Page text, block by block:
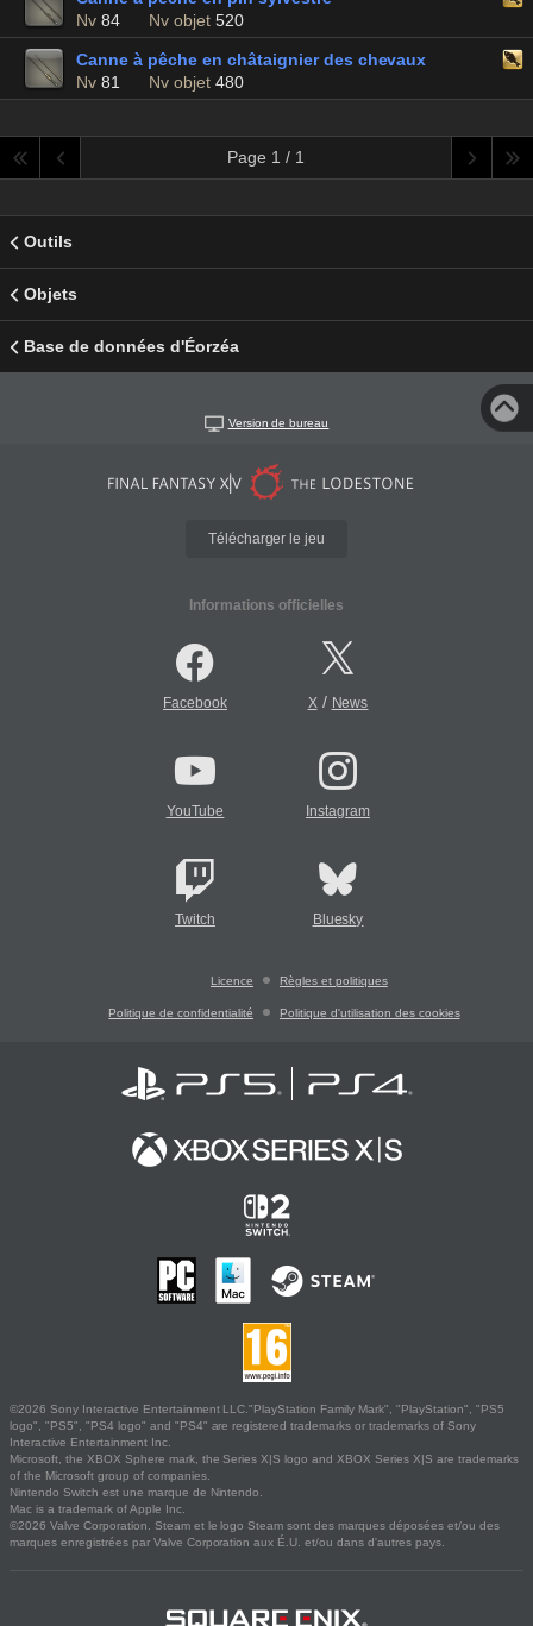
Nv 84 Nv objet 520
Canne à pêche en châtaignier des chevaux
Nv 81 Nv objet 480
Page 1 / 1
Outils
Objets
Base de données d'Éorzéa
Version de bureau
Télécharger le jeu
Informations officielles
Facebook X/ News
YouTube Instagram
Twitch Bluesky
Licence Règles et politiques
Politique de confidentialité Politique d'utilisation des cookies
©2026 Sony Interactive Entertainment LLC."PlayStation Family Mark", "PlayStation", "PS5
logo", "PS5", "PS4 logo" and "PS4" are registered trademarks or trademarks of Sony
Interactive Entertainment Inc.
Microsoft, the XBOX Sphere mark, the Series X|S logo and XBOX Series X|S are trademarks
of the Microsoft group of companies.
Nintendo Switch est une marque de Nintendo.
Mac is a trademark of Apple Inc.
©2026 Valve Corporation. Steam et le logo Steam sont des marques déposées et/ou des
marques enregistrées par Valve Corporation aux É.U. et/ou dans d'autres pays.